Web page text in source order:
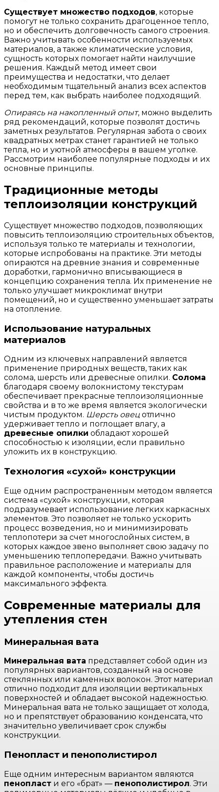
Существует множество подходов, которые
помогут не только сохранить драгоценное тепло,
но и обеспечить долговечность самого строения.
Важно учитывать особенности используемых
материалов, а также климатические условия,
сущность которых помогает найти наилучшие
решения. Каждый метод имеет свои
преимущества и недостатки, что делает
необходимым тщательный анализ всех аспектов
перед тем, как выбрать наиболее подходящий.
Опираясь на накопленный опыт, можно выделить
ряд рекомендаций, которые позволят достичь
заметных результатов. Регулярная забота о своих
квадратных метрах станет гарантией не только
тепла, но и уютной атмосферы в вашем уголке.
Рассмотрим наиболее популярные подходы и их
основные принципы.
Традиционные методы
теплоизоляции конструкций
Существует множество подходов, позволяющих
повысить теплоизоляцию строительных объектов,
используя только те материалы и технологии,
которые испробованы на практике. Эти методы
опираются на древние знания и современные
доработки, гармонично вписывающиеся в
концепцию сохранения тепла. Их применение не
только улучшает микроклимат внутри
помещений, но и существенно уменьшает затраты
на отопление.
Использование натуральных
материалов
Одним из ключевых направлений является
применение природных веществ, таких как
солома, шерсть или древесные опилки. Солома
благодаря своему волокнистому текстурам
обеспечивает прекрасные теплоизоляционные
свойства и в то же время является экологически
чистым продуктом. Шерсть овец отлично
удерживает тепло и поглощает влагу, а
древесные опилки обладают хорошей
способностью к изоляции, если правильно
уложить их в конструкцию.
Технология «сухой» конструкции
Еще одним распространенным методом является
система «сухой» конструкции, которая
подразумевает использование легких каркасных
элементов. Это позволяет не только ускорить
процесс возведения, но и минимизировать
теплопотери за счет многослойных систем, в
которых каждое звено выполняет свою задачу по
уменьшению теплопередачи. Важно учитывать
правильное расположение и материалы для
каждой компоненты, чтобы достичь
максимального эффекта.
Современные материалы для
утепления стен
Минеральная вата
Минеральная вата представляет собой один из
популярных вариантов, созданный на основе
стеклянных или каменных волокон. Этот материал
отлично подходит для изоляции вертикальных
поверхностей и обладает высокой надежностью.
Минеральная вата не только защищает от холода,
но и препятствует образованию конденсата, что
значительно увеличивает срок службы
конструкции.
Пенопласт и пенополистирол
Еще одним интересным вариантом являются
пенопласт и его «брат» — пенополистирол. Эти